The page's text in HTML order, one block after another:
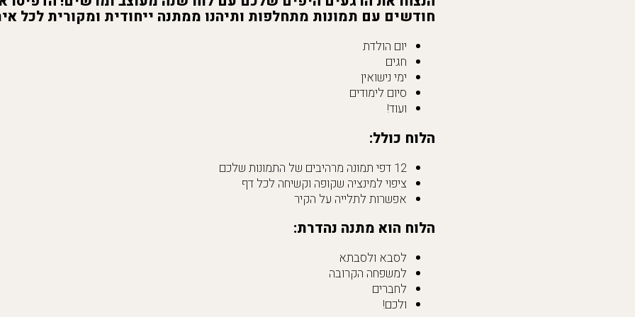
חודשים עם תמונות מתחלפות ותיהנו ממתנה ייחודית ומקורית לכל
יום הולדת
חגים
ימי נישואין
סיום לימודים
ועוד!
הלוח כולל:
12 דפי תמונה מרהיבים של התמונות שלכם
ציפוי למינציה שקופה וקשיחה לכל דף
אפשרות לתלייה על הקיר
הלוח הוא מתנה נהדרת:
לסבא ולסבתא
למשפחה הקרובה
לחברים
ולכם!